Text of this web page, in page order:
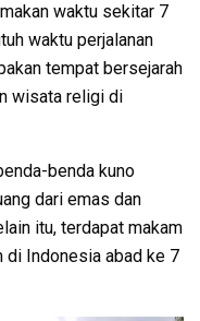
waktu sekitar 7
waktu perjalanan
tempat bersejarah
wisata religi di
benda kuno
dari emas dan
itu, terdapat makam
di Indonesia abad ke 7